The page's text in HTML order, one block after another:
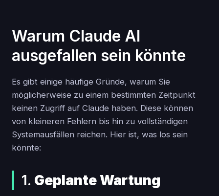
Warum Claude AI
ausgefallen sein könnte
Es gibt einige häufige Gründe, warum Sie
möglicherweise zu einem bestimmten Zeitpunkt
keinen Zugriff auf Claude haben. Diese können
von kleineren Fehlern bis hin zu vollständigen
Systemausfällen reichen. Hier ist, was los sein
könnte:
1. Geplante Wartung